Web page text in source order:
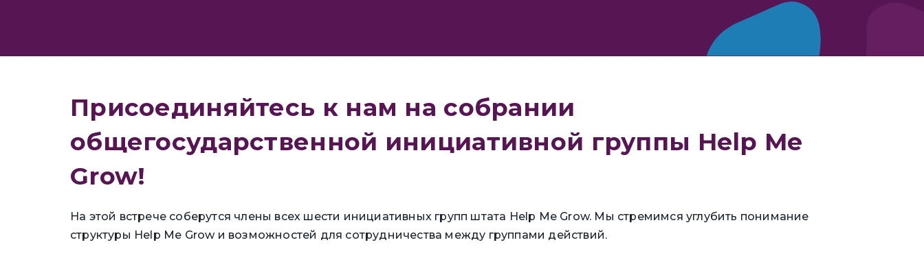
Присоединяйтесь к нам на собрании
общегосударственной инициативной группы Help Me
Grow!
На этой встрече соберутся члены всех шести инициативных групп штата Help Me Grow. Мы стремимся углубить понимание
структуры Help Me Grow и возможностей для сотрудничества между группами действий.